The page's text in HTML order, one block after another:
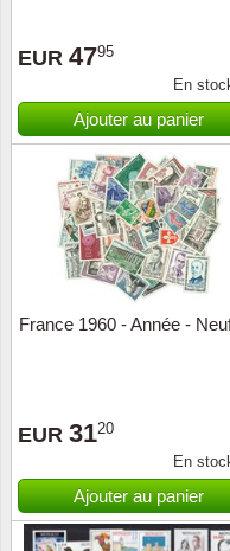
EUR 4795
En
Ajouter au panier
France 1960 - Année -
EUR 3120
En
Ajouter au panier